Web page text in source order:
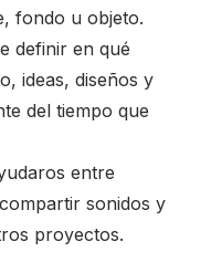
fondo u objeto.
definir en qué
ideas, diseños y
del tiempo que
entre
sonidos y
proyectos.